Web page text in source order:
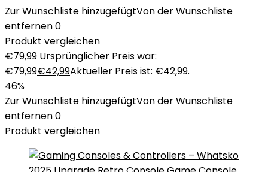
Zur Wunschliste hinzugefügtVon der Wunschliste
entfernen0
Produkt vergleichen
€79,99 Ursprünglicher Preis war:
€79,99€42,99Aktueller Preis ist: €42,99.
46%
Zur Wunschliste hinzugefügtVon der Wunschliste
entfernen0
Produkt vergleichen